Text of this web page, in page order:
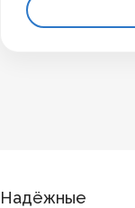
Надёжные